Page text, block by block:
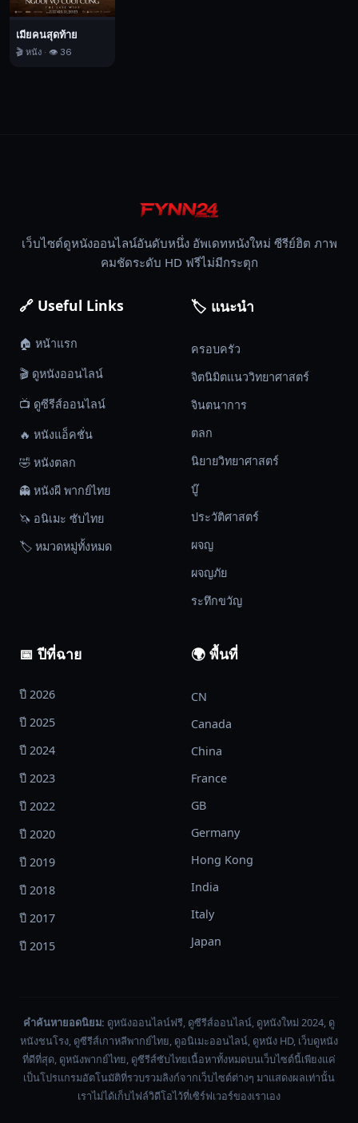
เมียคนสุดท้าย
🎬 หนัง · 👁️ 36
เว็บไซต์ดูหนังออนไลน์อันดับหนึ่ง อัพเดทหนังใหม่ ซีรีย์ฮิต ภาพ
คมชัดระดับ HD ฟรีไม่มีกระตุก
🔗 Useful Links
🏠 หน้าแรก
🎬 ดูหนังออนไลน์
📺 ดูซีรีส์ออนไลน์
🔥 หนังแอ็คชั่น
🤣 หนังตลก
👻 หนังผี พากย์ไทย
🦄 อนิเมะ ซับไทย
🏷️ หมวดหมู่ทั้งหมด
🏷️ แนะนำ
ครอบครัว
จิตนิมิตแนววิทยาศาสตร์
จินตนาการ
ตลก
นิยายวิทยาศาสตร์
บู๊
ประวัติศาสตร์
ผจญ
ผจญภัย
ระทึกขวัญ
📅 ปีที่ฉาย
ปี 2026
ปี 2025
ปี 2024
ปี 2023
ปี 2022
ปี 2020
ปี 2019
ปี 2018
ปี 2017
ปี 2015
🌍 พื้นที่
CN
Canada
China
France
GB
Germany
Hong Kong
India
Italy
Japan
คำค้นหายอดนิยม: ดูหนังออนไลน์ฟรี, ดูซีรีส์ออนไลน์, ดูหนังใหม่ 2024, ดู
หนังชนโรง, ดูซีรีส์เกาหลีพากย์ไทย, ดูอนิเมะออนไลน์, ดูหนัง HD, เว็บดูหนัง
ที่ดีที่สุด, ดูหนังพากย์ไทย, ดูซีรีส์ซับไทยเนื้อหาทั้งหมดบนเว็บไซต์นี้เพียงแค่
เป็นโปรแกรมอัตโนมัติที่รวบรวมลิงก์จากเว็บไซต์ต่างๆ มาแสดงผลเท่านั้น
เราไม่ได้เก็บไฟล์วิดีโอไว้ที่เซิร์ฟเวอร์ของเราเอง